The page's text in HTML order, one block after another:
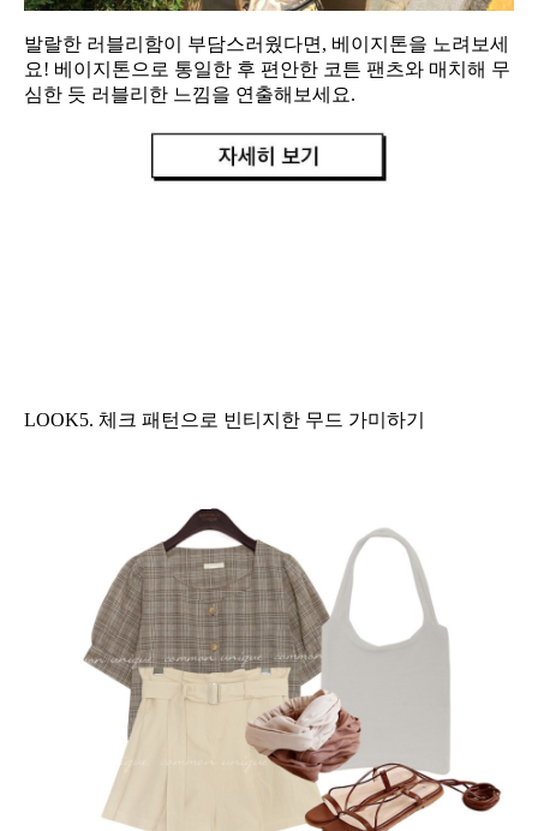
발랄한 러블리함이 부담스러웠다면, 베이지톤을 노려보세
요! 베이지톤으로 통일한 후 편안한 코튼 팬츠와 매치해 무
심한 듯 러블리한 느낌을 연출해보세요.
LOOK5. 체크 패턴으로 빈티지한 무드 가미하기